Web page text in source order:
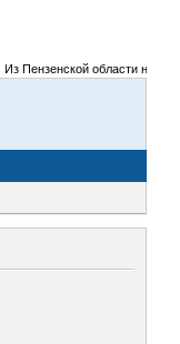
Из Пензенской области на